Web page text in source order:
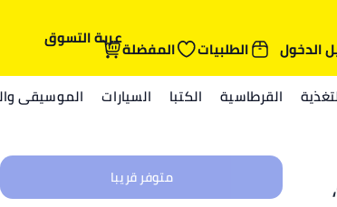
الدخول
الطلبيات المفضلةعربة التسوق
القرطاسية الكتبا السيارات الموسيقى
متوفر قريبا